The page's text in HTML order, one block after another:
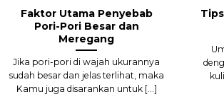
Faktor Utama Penyebab
Pori-Pori Besar dan
Meregang
Jika pori-pori di wajah ukurannya
sudah besar dan jelas terlihat, maka
Kamu juga disarankan untuk [...]